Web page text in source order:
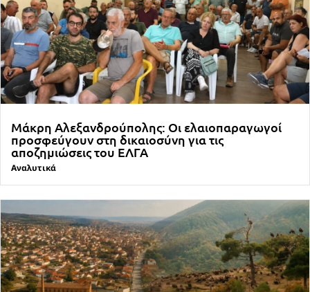
Μάκρη Αλεξανδρούπολης: Οι ελαιοπαραγωγοί
προσφεύγουν στη δικαιοσύνη για τις
αποζημιώσεις του ΕΛΓΑ
Αναλυτικά